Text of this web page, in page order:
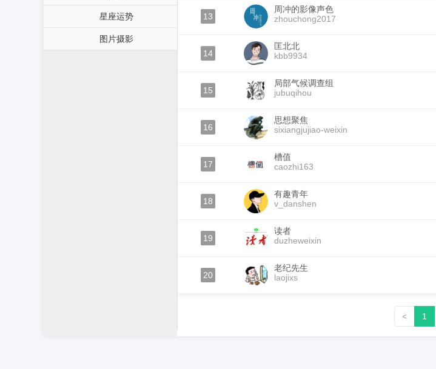
星座运势
图片摄影
13
周冲的影像声色
zhouchong2017
14
匡北北
kbb9934
15
局部气候调查组
jubuqihou
16
思想聚焦
sixiangjujiao-weixin
17
槽值
caozhi163
18
有趣青年
v_danshen
19
读者
duzheweixin
20
老纪先生
laojixs
< 1